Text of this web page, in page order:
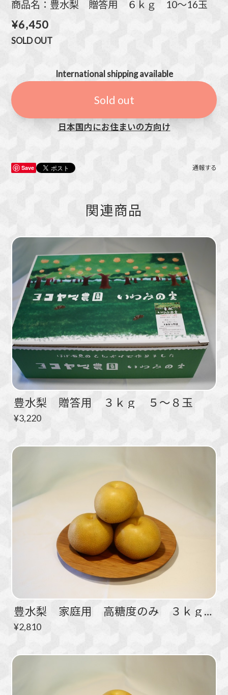
商品名：豊水梨 贈答用 ６ｋｇ 10～16玉
¥6,450
SOLD OUT
International shipping available
Sold out
日本国内にお住まいの方向け
Save 通報する
関連商品
豊水梨 贈答用 ３ｋｇ ５～８玉
¥3,220
豊水梨 家庭用 高糖度のみ ３ｋｇ ５～８玉
¥2,810